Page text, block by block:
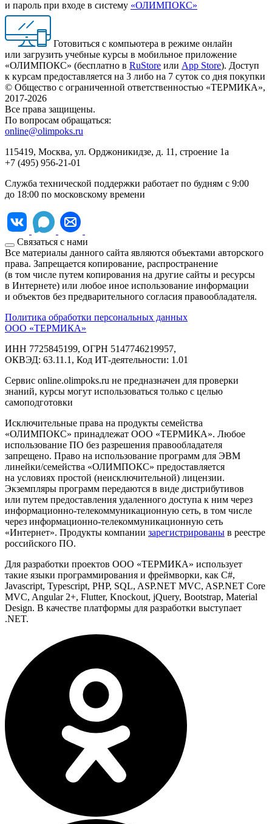
и пароль при входе в систему «ОЛИМПОКС»
Готовиться с компьютера в режиме онлайн
или загрузить учебные курсы в мобильное приложение
«ОЛИМПОКС» (бесплатно в RuStore или App Store). Доступ
к курсам предоставляется на 3 либо на 7 суток со дня покупки
© Общество с ограниченной ответственностью «ТЕРМИКА»,
2017-2026
Все права защищены.
По вопросам обращаться:
online@olimpoks.ru
115419, Москва, ул. Орджоникидзе, д. 11, строение 1а
+7 (495) 956‑21‑01
Служба технической поддержки работает по будням с 9:00
до 18:00 по московскому времени
Связаться с нами
Все материалы данного сайта являются объектами авторского
права. Запрещается копирование, распространение
(в том числе путем копирования на другие сайты и ресурсы
в Интернете) или любое иное использование информации
и объектов без предварительного согласия правообладателя.
Политика обработки персональных данных
ООО «ТЕРМИКА»
ИНН 7725845199, ОГРН 5147746219957,
ОКВЭД: 63.11.1, Код ИТ‑деятельности: 1.01
Сервис online.olimpoks.ru не предназначен для проверки
знаний, курсы могут использоваться только с целью
самоподготовки
Исключительные права на продукты семейства
«ОЛИМПОКС» принадлежат ООО «ТЕРМИКА». Любое
использование ПО без разрешения правообладателя
запрещено. Право на использование программ для ЭВМ
линейки/семейства «ОЛИМПОКС» предоставляется
на условиях простой (неисключительной) лицензии.
Экземпляры программ передаются в виде дистрибутивов
или путем предоставления удаленного доступа к ним через
информационно-телекоммуникационную сеть, в том числе
через информационно-телекоммуникационную сеть
«Интернет». Продукты компании зарегистрированы в реестре
российского ПО.
Для разработки проектов ООО «ТЕРМИКА» использует
такие языки программирования и фреймворки, как C#,
Javascript, Typescript, PHP, SQL, ASP.NET MVC, ASP.NET Core
MVC, Angular 2+, Flutter, Knockout, jQuery, Bootstrap, Material
Design. В качестве платформы для разработки выступает
.NET.